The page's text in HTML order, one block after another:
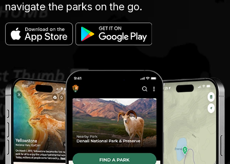
navigate the parks on the go.